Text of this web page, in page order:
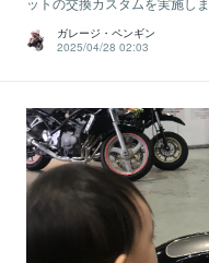
ガレージ・ペンギン
2025/04/28 02:03